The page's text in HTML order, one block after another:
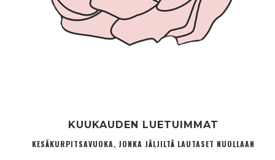
KUUKAUDEN LUETUIMMAT
KESÄKURPITSAVUOKA, JONKA JÄLJILTÄ LAUTASET NUOLLAAN